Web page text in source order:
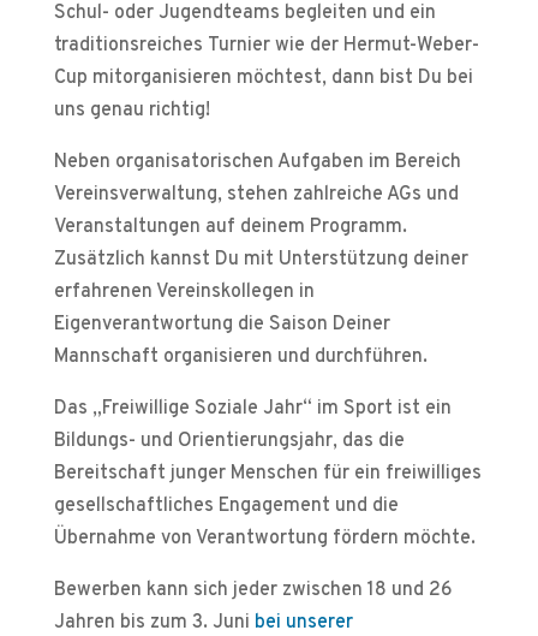
Schul- oder Jugendteams begleiten und ein
traditionsreiches Turnier wie der Hermut-Weber-
Cup mitorganisieren möchtest, dann bist Du bei
uns genau richtig!
Neben organisatorischen Aufgaben im Bereich
Vereinsverwaltung, stehen zahlreiche AGs und
Veranstaltungen auf deinem Programm.
Zusätzlich kannst Du mit Unterstützung deiner
erfahrenen Vereinskollegen in
Eigenverantwortung die Saison Deiner
Mannschaft organisieren und durchführen.
Das „Freiwillige Soziale Jahr“ im Sport ist ein
Bildungs- und Orientierungsjahr, das die
Bereitschaft junger Menschen für ein freiwilliges
gesellschaftliches Engagement und die
Übernahme von Verantwortung fördern möchte.
Bewerben kann sich jeder zwischen 18 und 26
Jahren bis zum 3. Juni bei unserer